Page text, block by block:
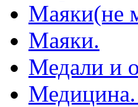
Маяки(не
Маяки.
Медали и